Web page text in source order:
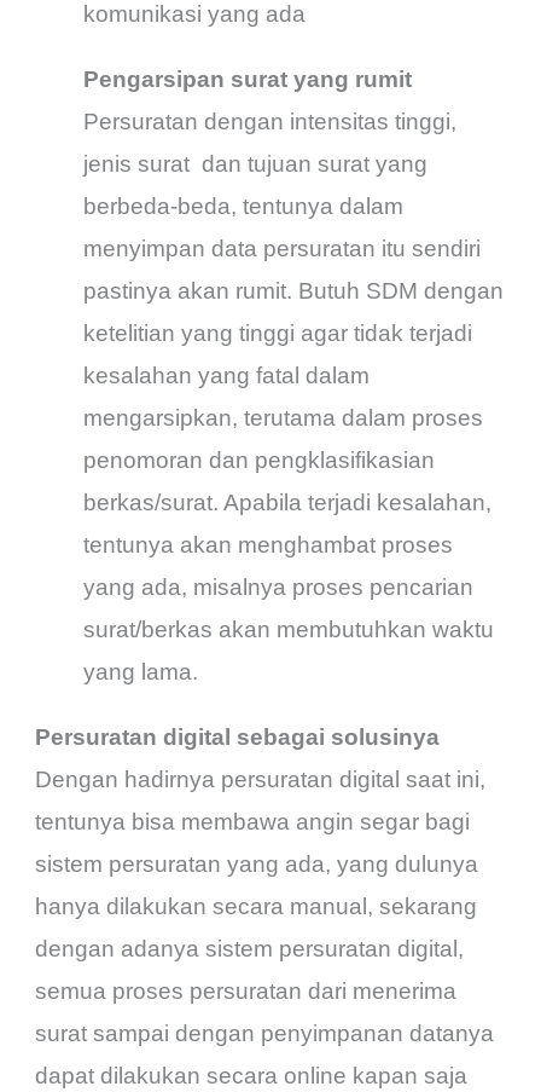
komunikasi yang ada
Pengarsipan surat yang rumit
Persuratan dengan intensitas tinggi,
jenis surat dan tujuan surat yang
berbeda-beda, tentunya dalam
menyimpan data persuratan itu sendiri
pastinya akan rumit. Butuh SDM dengan
ketelitian yang tinggi agar tidak terjadi
kesalahan yang fatal dalam
mengarsipkan, terutama dalam proses
penomoran dan pengklasifikasian
berkas/surat. Apabila terjadi kesalahan,
tentunya akan menghambat proses
yang ada, misalnya proses pencarian
surat/berkas akan membutuhkan waktu
yang lama.
Persuratan digital sebagai solusinya
Dengan hadirnya persuratan digital saat ini,
tentunya bisa membawa angin segar bagi
sistem persuratan yang ada, yang dulunya
hanya dilakukan secara manual, sekarang
dengan adanya sistem persuratan digital,
semua proses persuratan dari menerima
surat sampai dengan penyimpanan datanya
dapat dilakukan secara online kapan saja